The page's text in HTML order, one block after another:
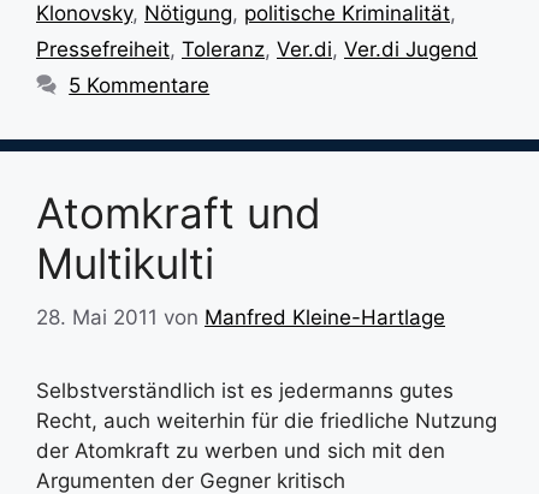
Klonovsky, Nötigung, politische Kriminalität,
Pressefreiheit, Toleranz, Ver.di, Ver.di Jugend
5 Kommentare
Atomkraft und
Multikulti
28. Mai 2011 von Manfred Kleine-Hartlage
Selbstverständlich ist es jedermanns gutes
Recht, auch weiterhin für die friedliche Nutzung
der Atomkraft zu werben und sich mit den
Argumenten der Gegner kritisch